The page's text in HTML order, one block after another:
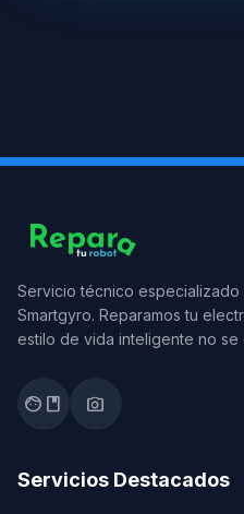
Servicio técnico
Smartgyro. Reparamos tu
estilo de vida inteligente no se
facebook photo_camera
Servicios Destacados